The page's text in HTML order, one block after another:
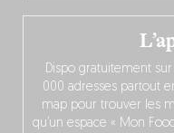
Dispo gratuitement
000 adresses partout
map pour trouver les
qu’un espace « Mon